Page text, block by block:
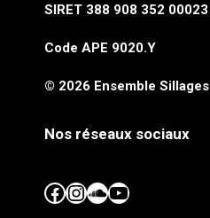
SIRET 388 908 352 00023
Code APE 9020.Y
© 2026 Ensemble Sillages
Nos réseaux sociaux
Facebook
Instagram
SoundCloud
YouTube